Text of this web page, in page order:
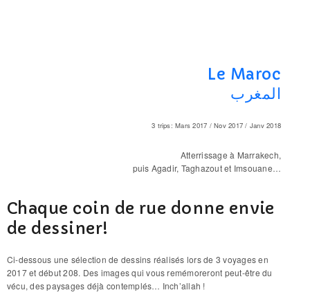
Le Maroc
المغرب
3 trips: Mars 2017 / Nov 2017 / Janv 2018
Atterrissage à Marrakech,
puis Agadir, Taghazout et Imsouane…
Chaque coin de rue donne envie
de dessiner!
Ci-dessous une sélection de dessins réalisés lors de 3 voyages en
2017 et début 208. Des images qui vous remémoreront peut-être du
vécu, des paysages déjà contemplés… Inch’allah !